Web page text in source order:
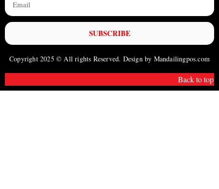
SUBSCRIBE
Copyright 2025 © All rights Reserved. Design by Mandailingpos.com
Back to top